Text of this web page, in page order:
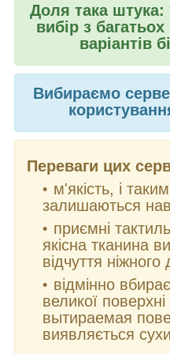
Доля така штука:
вибір з багатьох
варіантів
Вибираємо
Переваги цих
м'якість, і
залишаються
приємні
якісна тканина
відчуття ніжного
відмінно
великої поверхні
вытираемая
виявляється